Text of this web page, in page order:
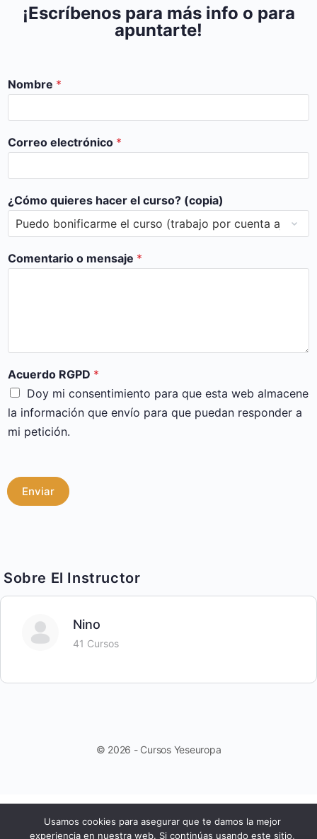
¡Escríbenos para más info o para
apuntarte!
Nombre *
Correo electrónico *
¿Cómo quieres hacer el curso? (copia)
Comentario o mensaje *
Acuerdo RGPD *
Doy mi consentimiento para que esta web almacene
la información que envío para que puedan responder a
mi petición.
Enviar
Sobre El Instructor
Nino
41 Cursos
© 2026 - Cursos Yeseuropa
Usamos cookies para asegurar que te damos la mejor
experiencia en nuestra web. Si continúas usando este sitio,